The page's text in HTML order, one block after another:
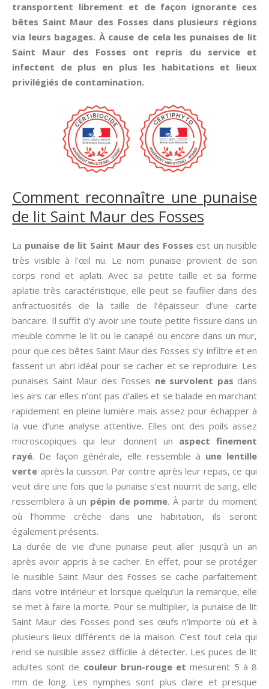
transportent librement et de façon ignorante ces
bêtes Saint Maur des Fosses dans plusieurs régions
via leurs bagages. À cause de cela les punaises de lit
Saint Maur des Fosses ont repris du service et
infectent de plus en plus les habitations et lieux
privilégiés de contamination.
Comment reconnaître une punaise
de lit Saint Maur des Fosses
La punaise de lit Saint Maur des Fosses est un nuisible
très visible à l’œil nu. Le nom punaise provient de son
corps rond et aplati. Avec sa petite taille et sa forme
aplatie très caractéristique, elle peut se faufiler dans des
anfractuosités de la taille de l’épaisseur d’une carte
bancaire. Il suffit d’y avoir une toute petite fissure dans un
meuble comme le lit ou le canapé ou encore dans un mur,
pour que ces bêtes Saint Maur des Fosses s’y infiltre et en
fassent un abri idéal pour se cacher et se reproduire. Les
punaises Saint Maur des Fosses ne survolent pas dans
les airs car elles n’ont pas d’ailes et se balade en marchant
rapidement en pleine lumière mais assez pour échapper à
la vue d’une analyse attentive. Elles ont des poils assez
microscopiques qui leur donnent un aspect finement
rayé. De façon générale, elle ressemble à une lentille
verte après la cuisson. Par contre après leur repas, ce qui
veut dire une fois que la punaise s’est nourrit de sang, elle
ressemblera à un pépin de pomme. À partir du moment
où l’homme crèche dans une habitation, ils seront
également présents.
La durée de vie d’une punaise peut aller jusqu’à un an
après avoir appris à se cacher. En effet, pour se protéger
le nuisible Saint Maur des Fosses se cache parfaitement
dans votre intérieur et lorsque quelqu’un la remarque, elle
se met à faire la morte. Pour se multiplier, la punaise de lit
Saint Maur des Fosses pond ses œufs n’importe où et à
plusieurs lieux différents de la maison. C’est tout cela qui
rend se nuisible assez difficile à détecter. Les puces de lit
adultes sont de couleur brun-rouge etmesurent 5 à 8
mm de long. Les nymphes sont plus claire et presque